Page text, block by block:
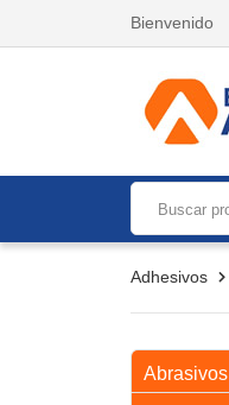
Bienvenido
Adhesivos
Abrasivos